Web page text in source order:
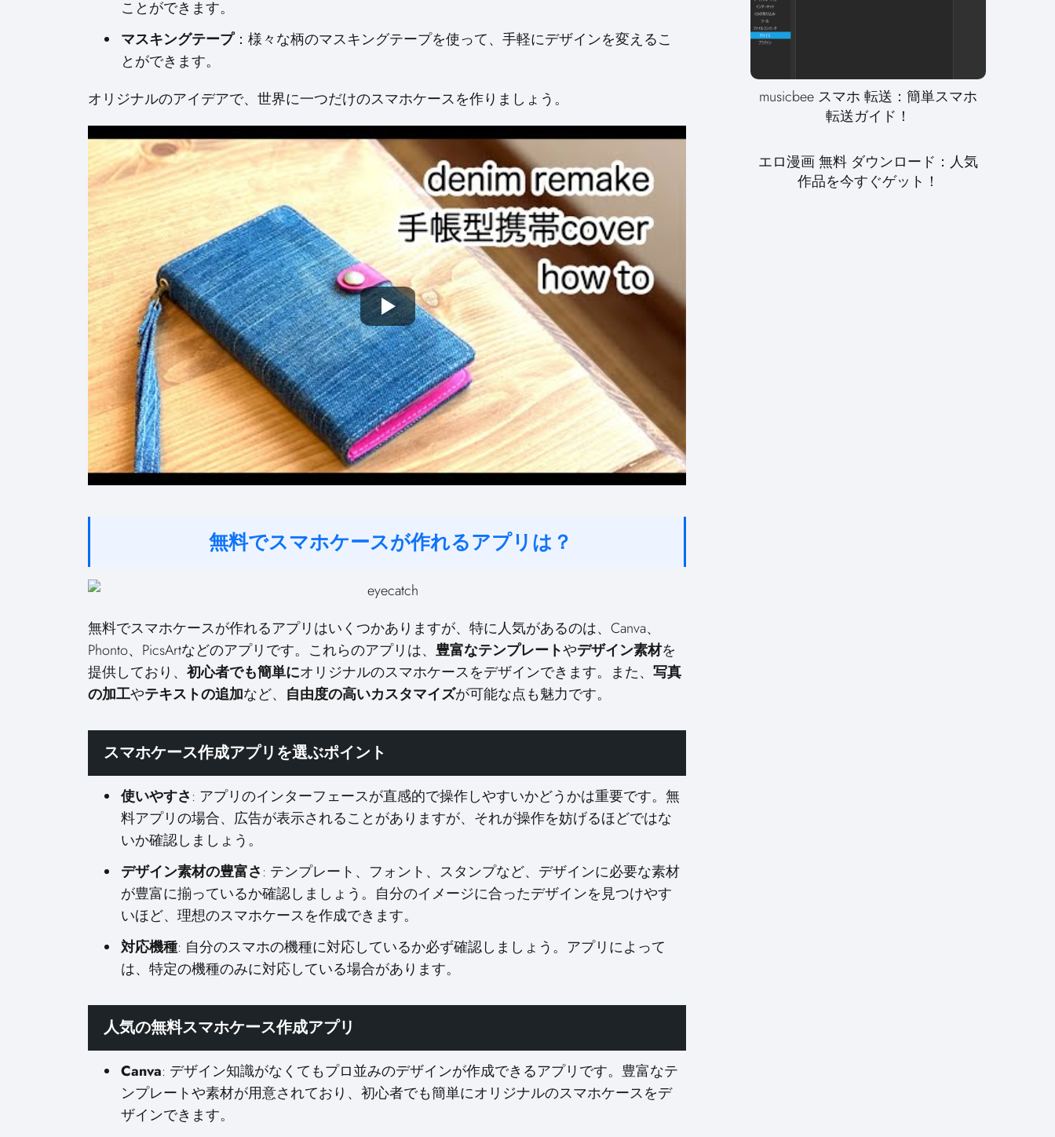
ことができます。
マスキングテープ：様々な柄のマスキングテープを使って、手軽にデザインを変えるこ
とができます。
オリジナルのアイデアで、世界に一つだけのスマホケースを作りましょう。
無料でスマホケースが作れるアプリは？
無料でスマホケースが作れるアプリはいくつかありますが、特に人気があるのは、Canva、
Phonto、PicsArtなどのアプリです。これらのアプリは、 豊富なテンプレートやデザイン素材を
提供しており、 初心者でも簡単にオリジナルのスマホケースをデザインできます。また、 写真
の加工やテキストの追加など、 自由度の高いカスタマイズが可能な点も魅力です。
スマホケース作成アプリを選ぶポイント
使いやすさ: アプリのインターフェースが直感的で操作しやすいかどうかは重要です。無
料アプリの場合、広告が表示されることがありますが、それが操作を妨げるほどではな
いか確認しましょう。
デザイン素材の豊富さ: テンプレート、フォント、スタンプなど、デザインに必要な素材
が豊富に揃っているか確認しましょう。自分のイメージに合ったデザインを見つけやす
いほど、理想のスマホケースを作成できます。
対応機種: 自分のスマホの機種に対応しているか必ず確認しましょう。アプリによって
は、特定の機種のみに対応している場合があります。
人気の無料スマホケース作成アプリ
Canva: デザイン知識がなくてもプロ並みのデザインが作成できるアプリです。豊富なテ
ンプレートや素材が用意されており、初心者でも簡単にオリジナルのスマホケースをデ
ザインできます。
musicbee スマホ 転送：簡単スマホ
転送ガイド！
エロ漫画 無料 ダウンロード：人気
作品を今すぐゲット！